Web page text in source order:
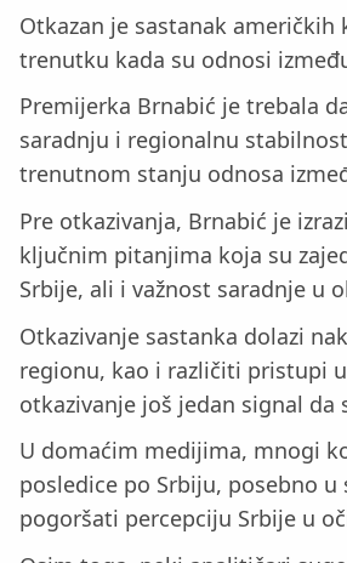
Otkazan je sastanak
trenutku kada su odnosi
Premijerka Brnabić je trebala
saradnju i regionalnu
trenutnom stanju odnosa
Pre otkazivanja, Brnabić je
ključnim pitanjima koja su
Srbije, ali i važnost saradnje u
Otkazivanje sastanka dolazi
regionu, kao i različiti pristupi
otkazivanje još jedan signal da
U domaćim medijima, mnogi
posledice po Srbiju, posebno
pogoršati percepciju Srbije u